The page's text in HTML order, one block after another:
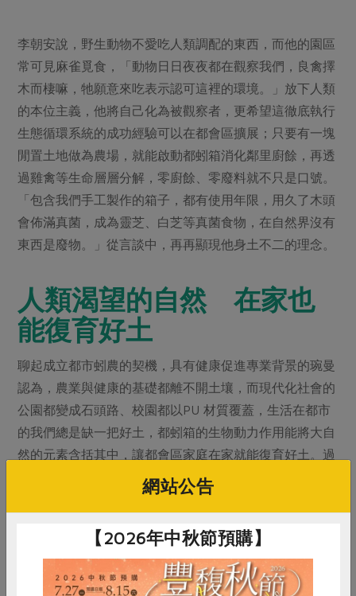
李朝安說，野生動物不愛吃人類調配的東西，而他的園區
常可見麻雀覓食，「動物日日夜夜都在觀察我們，良禽擇
木而棲嘛，牠願意來吃表示認可這裡的環境。」放下人類
的本位主義，他將自己化為被觀察者，更希望這徹底執行
生態循環系統的成功經驗可以在都會區擴展；只要有一塊
閒置土地做為農場，就能啟動都蚓箱消化鄰里廚餘，再透
過雞禽等生命層層分解，零廚餘、零廢料就不只是口號。
「包含我們手工製作的箱子，都有使用年限，用久了木頭
會佈滿真菌，成為靈芝、白芝等真菌食物，在自然界沒有
東西是廢物。」從言談中，再再顯現他身土不二的理念。
人類渴望的自然 在家也
能復育好土
聊起成立都市蚓農的契機，具有健康促進專業背景的琬曼
認為，農業與健康的基礎都離不開土壤，而現代化社會的
公園都變成石頭路、校園都以PU 材質覆蓋，生活在都市
的我們總是缺一把好土，都蚓箱的生物動力作用能將大自
然的元素含括其中，讓都會區家庭在家就能復育好土。過
去擔任百貨業總經理，也做過房地產的李朝安，年過半百
之際卻將滿腔熱血投身土壤，每年閱讀逾60 本書的他也
望回到自然；50年代醫學上最大問題是癌症，而當代則是
精神性疾病，李朝安希望下一代多接觸土壤，不要養出山
林缺失症的孩子，問起這十年怎麼堅持下來？他謙遜地
網站公告
【2026年中秋節預購】